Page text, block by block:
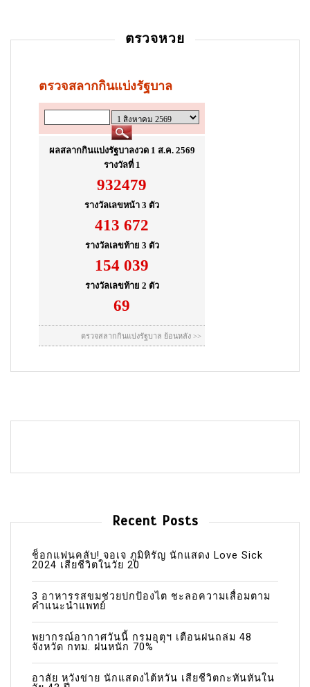
ตรวจหวย
Recent Posts
ช็อกแฟนคลับ! จอเจ ภูมิหิรัญ นักแสดง Love Sick
2024 เสียชีวิตในวัย 20
3 อาหารรสขมช่วยปกป้องไต ชะลอความเสื่อมตาม
คำแนะนำแพทย์
พยากรณ์อากาศวันนี้ กรมอุตุฯ เตือนฝนถล่ม 48
จังหวัด กทม. ฝนหนัก 70%
อาลัย หวังข่าย นักแสดงไต้หวัน เสียชีวิตกะทันหันใน